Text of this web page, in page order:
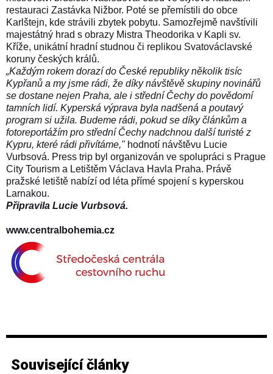
restauraci Zastávka Nižbor. Poté se přemístili do obce
Karlštejn, kde strávili zbytek pobytu. Samozřejmě navštívili
majestátný hrad s obrazy Mistra Theodorika v Kapli sv.
Kříže, unikátní hradní studnou či replikou Svatováclavské
koruny českých králů.
„Každým rokem dorazí do České republiky několik tisíc
Kypřanů a my jsme rádi, že díky návštěvě skupiny novinářů
se dostane nejen Praha, ale i střední Čechy do povědomí
tamních lidí. Kyperská výprava byla nadšená a poutavý
program si užila. Budeme rádi, pokud se díky článkům a
fotoreportážím pro střední Čechy nadchnou další turisté z
Kypru, které rádi přivítáme," hodnotí návštěvu Lucie
Vurbsová. Press trip byl organizován ve spolupráci s Prague
City Tourism a Letištěm Václava Havla Praha. Právě
pražské letiště nabízí od léta přímé spojení s kyperskou
Larnakou.
Připravila Lucie Vurbsová.
www.centralbohemia.cz
Související články